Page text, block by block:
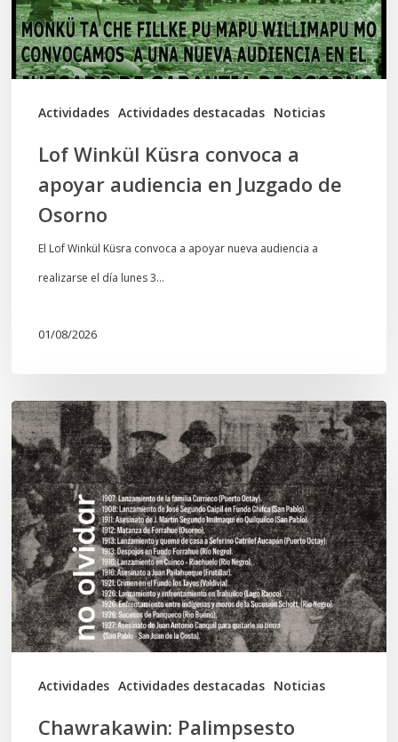
Actividades Actividades destacadas Noticias
audiencia
en
Juzgado
Lof Winkül Küsra convoca a
apoyar audiencia en Juzgado de
Osorno
El Lof Winkül Küsra convoca a apoyar nueva audiencia a
realizarse el día lunes 3…
01/08/2026
Actividades Actividades destacadas Noticias
Chawrakawin:
Palimpsesto
explora
a
través
del
arte
las
tensiones
documentales
Chawrakawin: Palimpsesto